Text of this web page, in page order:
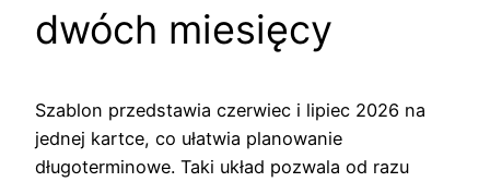
dwóch miesięcy
Szablon przedstawia czerwiec i lipiec 2026 na
jednej kartce, co ułatwia planowanie
długoterminowe. Taki układ pozwala od razu